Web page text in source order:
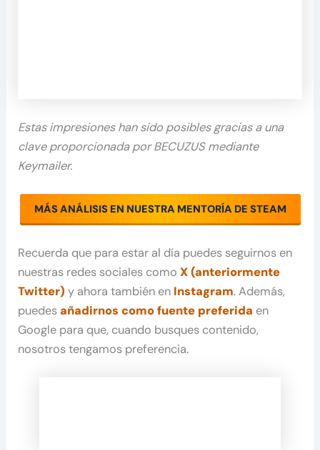
Estas impresiones han sido posibles gracias a una
clave proporcionada por BECUZUS mediante
Keymailer.
MÁS ANÁLISIS EN NUESTRA MENTORÍA DE STEAM
Recuerda que para estar al día puedes seguirnos en
nuestras redes sociales comoX (anteriormente
Twitter) y ahora también en Instagram. Además,
puedesañadirnos como fuente preferida en
Google para que, cuando busques contenido,
nosotros tengamos preferencia.